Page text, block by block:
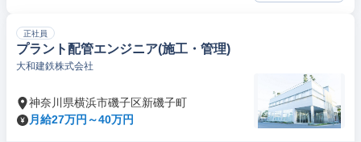
正社員
プラント配管エンジニア(施工・管理)
大和建鉄株式会社
神奈川県横浜市磯子区新磯子町
月給27万円～40万円